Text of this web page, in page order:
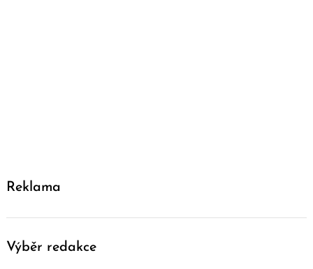
Reklama
Výběr redakce